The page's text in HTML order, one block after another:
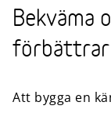
Bekväma
Att bygga en